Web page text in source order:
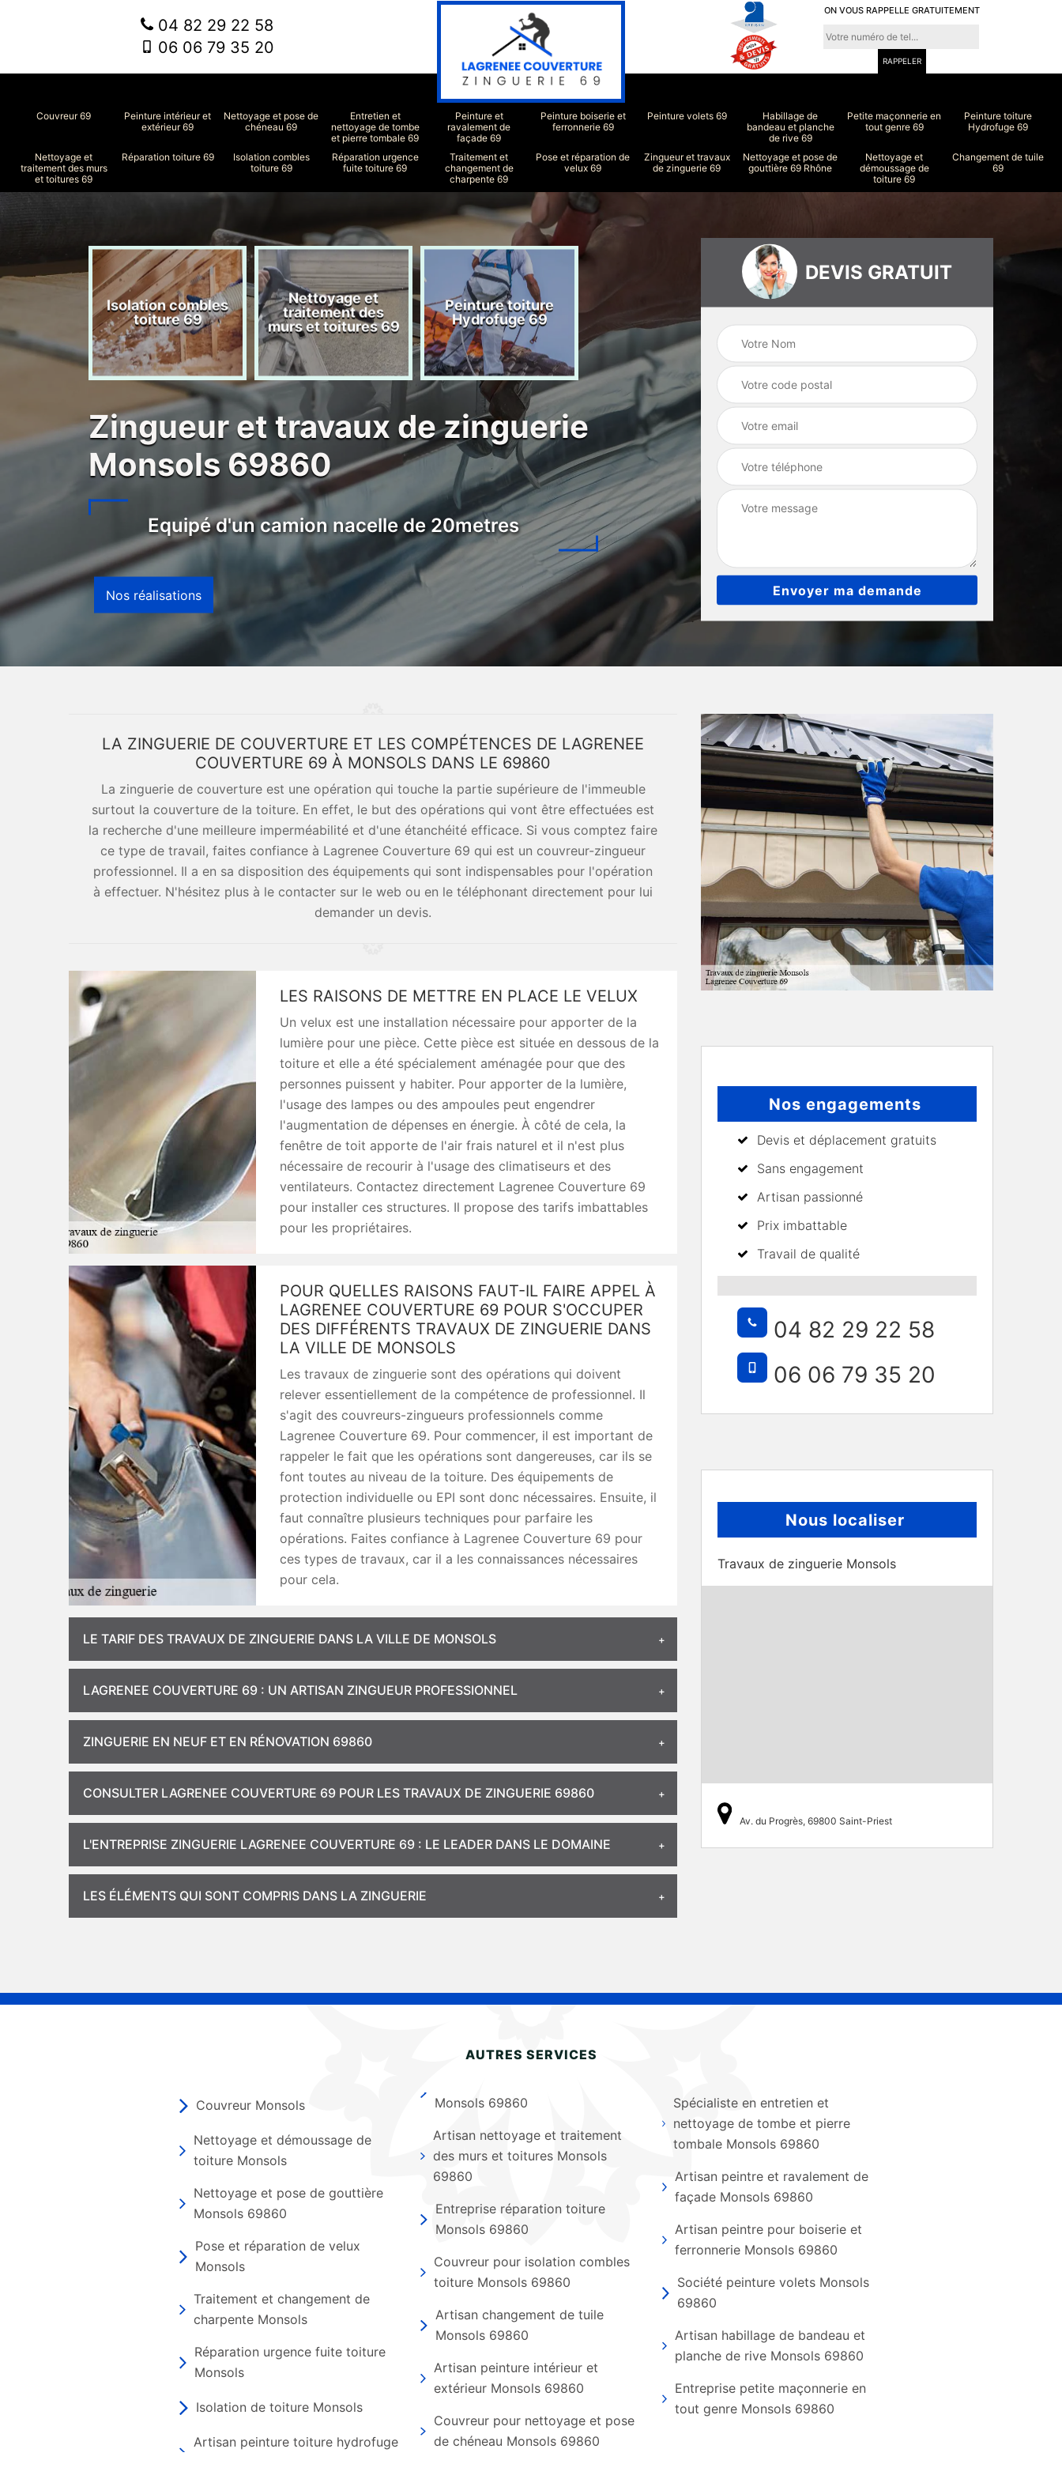
04 82 29 22 58
06 06 79 35 20
ON VOUS RAPPELLE GRATUITEMENT
Couvreur 69
Peinture intérieur et
extérieur 69
Nettoyage et pose de
chéneau 69
Entretien et
nettoyage de tombe
et pierre tombale 69
Peinture et
ravalement de
façade 69
Peinture boiserie et
ferronnerie 69
Peinture volets 69
Habillage de
bandeau et planche
de rive 69
Petite maçonnerie en
tout genre 69
Peinture toiture
Hydrofuge 69
Nettoyage et
traitement des murs
et toitures 69
Réparation toiture 69
Isolation combles
toiture 69
Réparation urgence
fuite toiture 69
Traitement et
changement de
charpente 69
Pose et réparation de
velux 69
Zingueur et travaux
de zinguerie 69
Nettoyage et pose de
gouttière 69 Rhône
Nettoyage et
démoussage de
toiture 69
Changement de tuile
69
Isolation combles
toiture 69
Nettoyage et
traitement des
murs et toitures 69
Peinture toiture
Hydrofuge 69
Réparation toiture
69
Couvreur 69
Peinture intérieur
Zingueur et travaux de zinguerie
Monsols 69860
Equipé d'un camion nacelle de 20metres
Nos réalisations
DEVIS GRATUIT
LA ZINGUERIE DE COUVERTURE ET LES COMPÉTENCES DE LAGRENEE
COUVERTURE 69 À MONSOLS DANS LE 69860
La zinguerie de couverture est une opération qui touche la partie supérieure de l'immeuble
surtout la couverture de la toiture. En effet, le but des opérations qui vont être effectuées est
la recherche d'une meilleure imperméabilité et d'une étanchéité efficace. Si vous comptez faire
ce type de travail, faites confiance à Lagrenee Couverture 69 qui est un couvreur-zingueur
professionnel. Il a en sa disposition des équipements qui sont indispensables pour l'opération
à effectuer. N'hésitez plus à le contacter sur le web ou en le téléphonant directement pour lui
demander un devis.
LES RAISONS DE METTRE EN PLACE LE VELUX
Un velux est une installation nécessaire pour apporter de la
lumière pour une pièce. Cette pièce est située en dessous de la
toiture et elle a été spécialement aménagée pour que des
personnes puissent y habiter. Pour apporter de la lumière,
l'usage des lampes ou des ampoules peut engendrer
l'augmentation de dépenses en énergie. À côté de cela, la
fenêtre de toit apporte de l'air frais naturel et il n'est plus
nécessaire de recourir à l'usage des climatiseurs et des
ventilateurs. Contactez directement Lagrenee Couverture 69
pour installer ces structures. Il propose des tarifs imbattables
pour les propriétaires.
POUR QUELLES RAISONS FAUT-IL FAIRE APPEL À
LAGRENEE COUVERTURE 69 POUR S'OCCUPER
DES DIFFÉRENTS TRAVAUX DE ZINGUERIE DANS
LA VILLE DE MONSOLS
Les travaux de zinguerie sont des opérations qui doivent
relever essentiellement de la compétence de professionnel. Il
s'agit des couvreurs-zingueurs professionnels comme
Lagrenee Couverture 69. Pour commencer, il est important de
rappeler le fait que les opérations sont dangereuses, car ils se
font toutes au niveau de la toiture. Des équipements de
protection individuelle ou EPI sont donc nécessaires. Ensuite, il
faut connaître plusieurs techniques pour parfaire les
opérations. Faites confiance à Lagrenee Couverture 69 pour
ces types de travaux, car il a les connaissances nécessaires
pour cela.
LE TARIF DES TRAVAUX DE ZINGUERIE DANS LA VILLE DE MONSOLS
LAGRENEE COUVERTURE 69 : UN ARTISAN ZINGUEUR PROFESSIONNEL
ZINGUERIE EN NEUF ET EN RÉNOVATION 69860
CONSULTER LAGRENEE COUVERTURE 69 POUR LES TRAVAUX DE ZINGUERIE 69860
L'ENTREPRISE ZINGUERIE LAGRENEE COUVERTURE 69 : LE LEADER DANS LE DOMAINE
LES ÉLÉMENTS QUI SONT COMPRIS DANS LA ZINGUERIE
Nos engagements
Devis et déplacement gratuits
Sans engagement
Artisan passionné
Prix imbattable
Travail de qualité
04 82 29 22 58
06 06 79 35 20
Nous localiser
Travaux de zinguerie Monsols
Av. du Progrès, 69800 Saint-Priest
AUTRES SERVICES
Couvreur Monsols
Nettoyage et démoussage de
toiture Monsols
Nettoyage et pose de gouttière
Monsols 69860
Pose et réparation de velux
Monsols
Traitement et changement de
charpente Monsols
Réparation urgence fuite toiture
Monsols
Isolation de toiture Monsols
Artisan peinture toiture hydrofuge
Monsols 69860
Artisan nettoyage et traitement
des murs et toitures Monsols
69860
Entreprise réparation toiture
Monsols 69860
Couvreur pour isolation combles
toiture Monsols 69860
Artisan changement de tuile
Monsols 69860
Artisan peinture intérieur et
extérieur Monsols 69860
Couvreur pour nettoyage et pose
de chéneau Monsols 69860
Spécialiste en entretien et
nettoyage de tombe et pierre
tombale Monsols 69860
Artisan peintre et ravalement de
façade Monsols 69860
Artisan peintre pour boiserie et
ferronnerie Monsols 69860
Société peinture volets Monsols
69860
Artisan habillage de bandeau et
planche de rive Monsols 69860
Entreprise petite maçonnerie en
tout genre Monsols 69860